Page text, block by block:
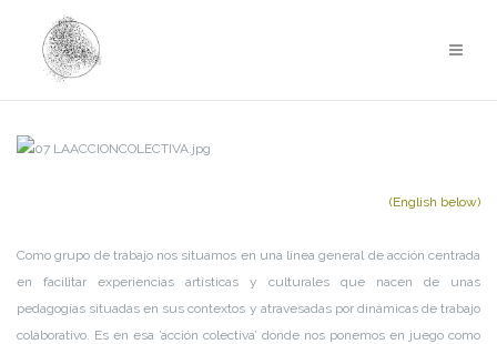
contenido
(English below)
Como grupo de trabajo nos situamos en una línea general de acción centrada
en facilitar experiencias artísticas y culturales que nacen de unas
pedagogías situadas en sus contextos y atravesadas por dinámicas de trabajo
colaborativo. Es en esa ’acción colectiva’ donde nos ponemos en juego como